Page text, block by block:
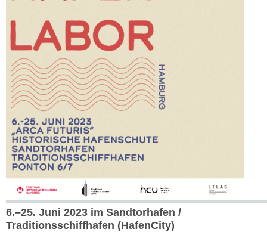
6.–25. Juni 2023 im Sandtorhafen /
Traditionsschiffhafen (HafenCity)